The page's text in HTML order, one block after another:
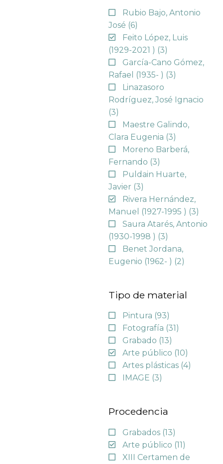
Rubio Bajo, Antonio
José (6)
Feito López, Luis
(1929-2021 ) (3)
García-Cano Gómez,
Rafael (1935- ) (3)
Linazasoro
Rodríguez, José Ignacio
(3)
Maestre Galindo,
Clara Eugenia (3)
Moreno Barberá,
Fernando (3)
Puldain Huarte,
Javier (3)
Rivera Hernández,
Manuel (1927-1995 ) (3)
Saura Atarés, Antonio
(1930-1998 ) (3)
Benet Jordana,
Eugenio (1962- ) (2)
Tipo de material
Pintura (93)
Fotografía (31)
Grabado (13)
Arte público (10)
Artes plásticas (4)
IMAGE (3)
Procedencia
Grabados (13)
Arte público (11)
XIII Certamen de